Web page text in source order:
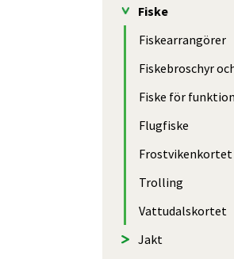
Fiske
Fiske­arrangörer
Fiskebroschyr
Fiske för
Flugfiske
Frostvikenkortet
Trolling
Vattudalskortet
Jakt